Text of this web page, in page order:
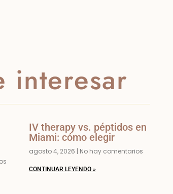
interesar
IV therapy vs. péptidos en
Miami: cómo elegir
agosto 4, 2026 No hay comentarios
CONTINUAR LEYENDO »